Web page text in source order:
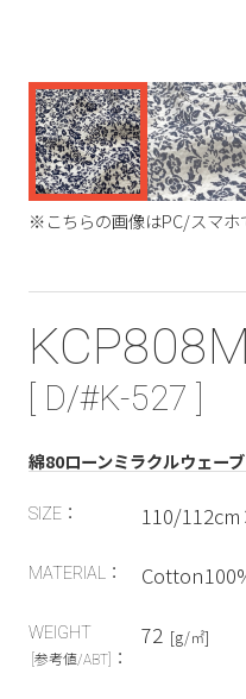
※こちらの画像はPC/スマホ
[ D/#K-527 ]
綿80ローンミラクルウェー
SIZE： 110/
MATERIAL：
WEIGHT
[参考値/ABT] ：
72 [g/㎡]